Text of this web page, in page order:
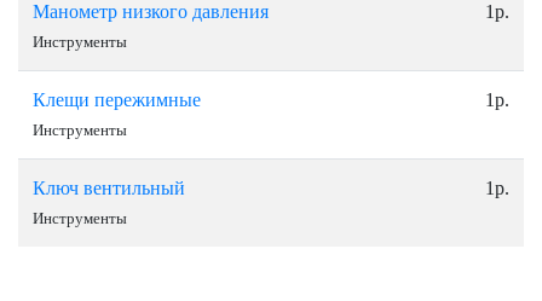
Манометр низкого давления
Инструменты
1р.
Клещи пережимные
Инструменты
1р.
Ключ вентильный
Инструменты
1р.